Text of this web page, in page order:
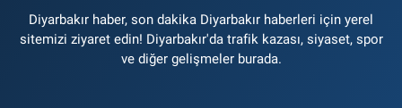
Diyarbakır haber, son dakika Diyarbakır haberleri için yerel
sitemizi ziyaret edin! Diyarbakır'da trafik kazası, siyaset, spor
ve diğer gelişmeler burada.